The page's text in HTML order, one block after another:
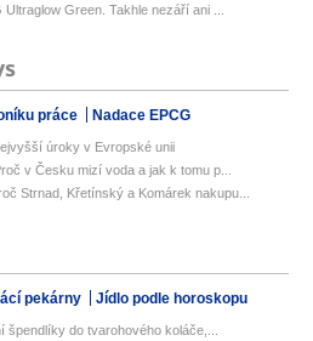
Green. Takhle nezáří ani ...
práce Nadace EPCG
úroky v Evropské unii
v Česku mizí voda a jak k tomu p...
Strnad, Křetínský a Komárek nakupu...
pekárny Jídlo podle horoskopu
do tvarohového koláče,...